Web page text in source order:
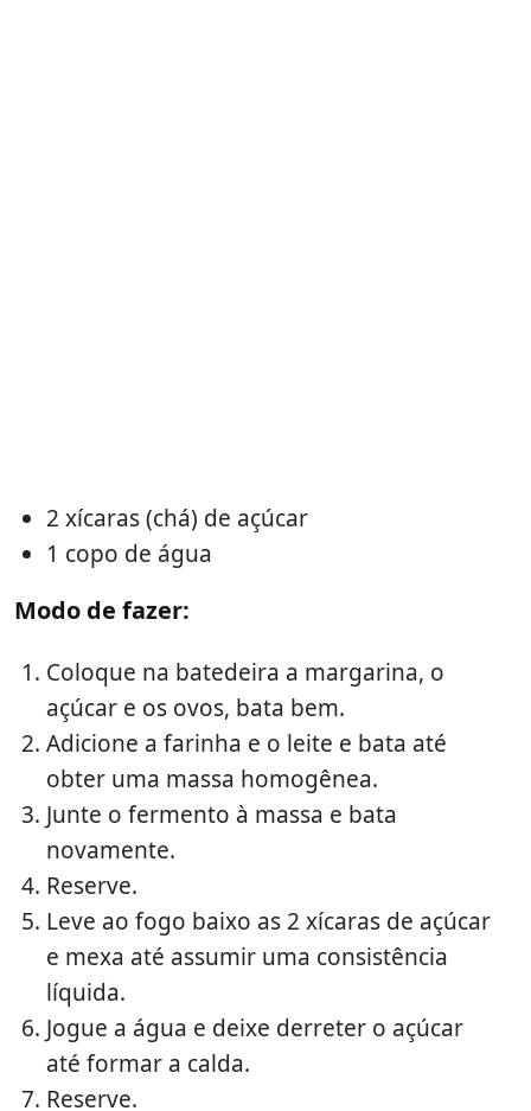
2 xícaras (chá) de açúcar
1 copo de água
Modo de fazer:
Coloque na batedeira a margarina, o
açúcar e os ovos, bata bem.
Adicione a farinha e o leite e bata até
obter uma massa homogênea.
Junte o fermento à massa e bata
novamente.
Reserve.
Leve ao fogo baixo as 2 xícaras de açúcar
e mexa até assumir uma consistência
líquida.
Jogue a água e deixe derreter o açúcar
até formar a calda.
Reserve.